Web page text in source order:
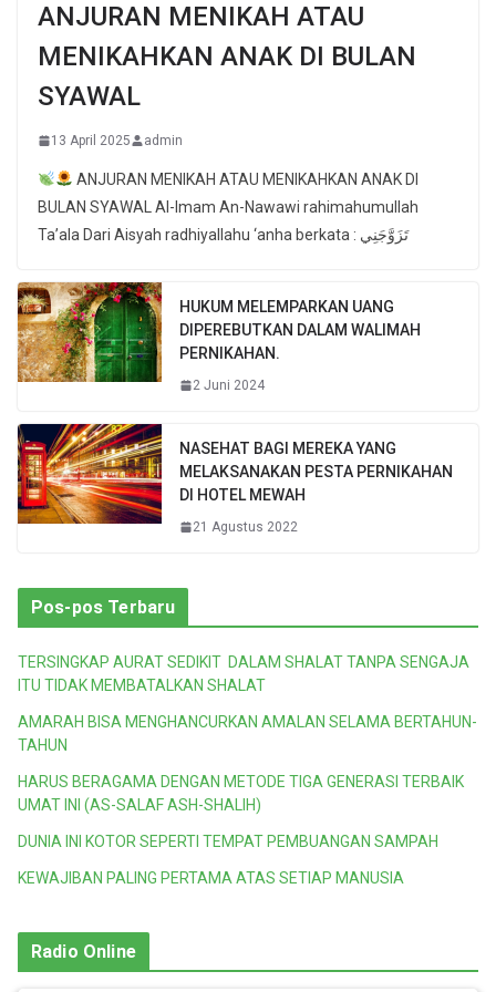
ANJURAN MENIKAH ATAU
MENIKAHKAN ANAK DI BULAN
SYAWAL
13 April 2025 admin
ANJURAN MENIKAH ATAU MENIKAHKAN ANAK DI
BULAN SYAWAL Al-Imam An-Nawawi rahimahumullah
Ta’ala Dari Aisyah radhiyallahu ‘anha berkata : تَزَوَّجَنِي
HUKUM MELEMPARKAN UANG
DIPEREBUTKAN DALAM WALIMAH
PERNIKAHAN.
2 Juni 2024
NASEHAT BAGI MEREKA YANG
MELAKSANAKAN PESTA PERNIKAHAN
DI HOTEL MEWAH
21 Agustus 2022
Pos-pos Terbaru
TERSINGKAP AURAT SEDIKIT DALAM SHALAT TANPA SENGAJA
ITU TIDAK MEMBATALKAN SHALAT
AMARAH BISA MENGHANCURKAN AMALAN SELAMA BERTAHUN-
TAHUN
HARUS BERAGAMA DENGAN METODE TIGA GENERASI TERBAIK
UMAT INI (AS-SALAF ASH-SHALIH)
DUNIA INI KOTOR SEPERTI TEMPAT PEMBUANGAN SAMPAH
KEWAJIBAN PALING PERTAMA ATAS SETIAP MANUSIA
Radio Online